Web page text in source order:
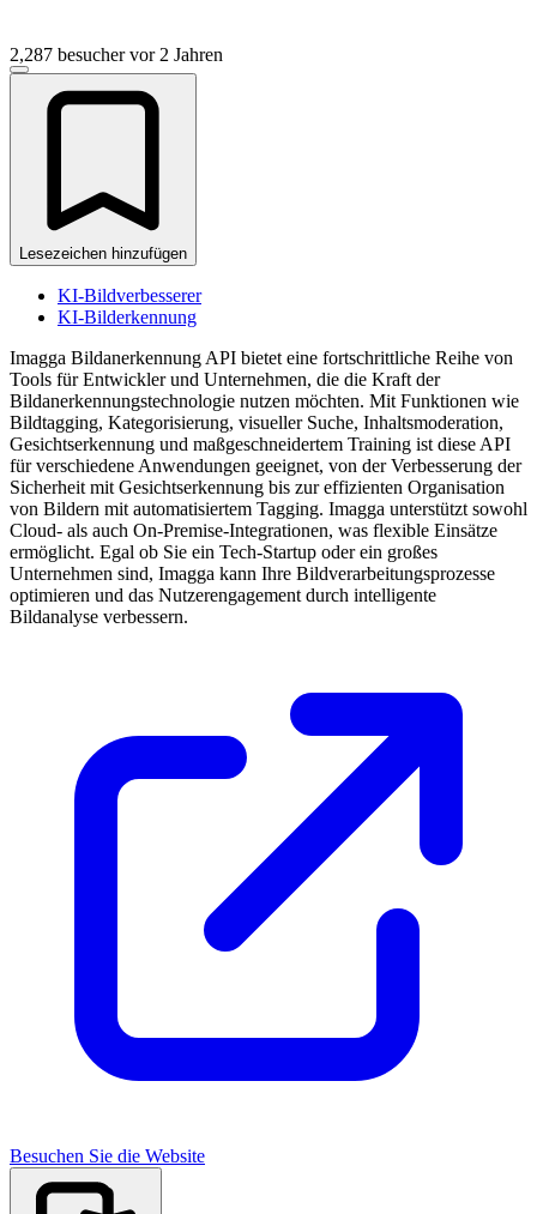
2,287 besucher vor 2 Jahren
Lesezeichen hinzufügen
KI-Bildverbesserer
KI-Bilderkennung
Imagga Bildanerkennung API bietet eine fortschrittliche Reihe von
Tools für Entwickler und Unternehmen, die die Kraft der
Bildanerkennungstechnologie nutzen möchten. Mit Funktionen wie
Bildtagging, Kategorisierung, visueller Suche, Inhaltsmoderation,
Gesichtserkennung und maßgeschneidertem Training ist diese API
für verschiedene Anwendungen geeignet, von der Verbesserung der
Sicherheit mit Gesichtserkennung bis zur effizienten Organisation
von Bildern mit automatisiertem Tagging. Imagga unterstützt sowohl
Cloud- als auch On-Premise-Integrationen, was flexible Einsätze
ermöglicht. Egal ob Sie ein Tech-Startup oder ein großes
Unternehmen sind, Imagga kann Ihre Bildverarbeitungsprozesse
optimieren und das Nutzerengagement durch intelligente
Bildanalyse verbessern.
Besuchen Sie die Website